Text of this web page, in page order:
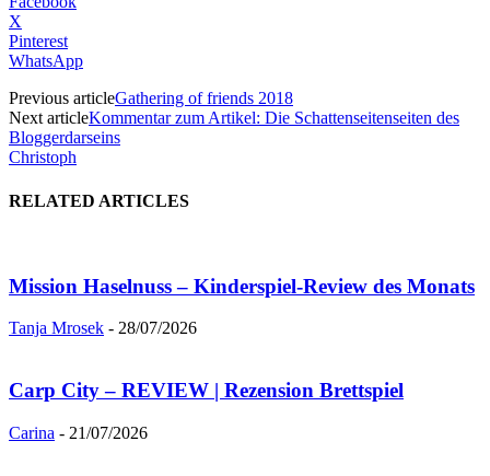
X
Pinterest
WhatsApp
Previous articleGathering of friends 2018
Next articleKommentar zum Artikel: Die Schattenseitenseiten des
Bloggerdarseins
Christoph
RELATED ARTICLES
Mission Haselnuss – Kinderspiel-Review des Monats
Tanja Mrosek - 28/07/2026
Carp City – REVIEW | Rezension Brettspiel
Carina - 21/07/2026